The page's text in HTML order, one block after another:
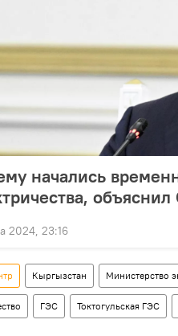
начались
2024, 23:16
Кыргызстан Министерство
ГЭС Токтогульская ГЭС